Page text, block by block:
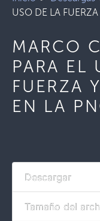
USO DE LA
MARCO
PARA EL
FUERZA
EN LA
Descargar
Tamaño del